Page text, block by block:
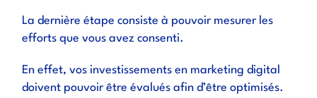
La dernière étape consiste à pouvoir mesurer les
efforts que vous avez consenti.
En effet, vos investissements en marketing digital
doivent pouvoir être évalués afin d’être optimisés.